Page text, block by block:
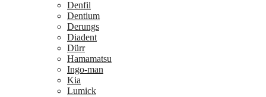
Denfil
Dentium
Derungs
Diadent
Dürr
Hamamatsu
Ingo-man
Kia
Lumick